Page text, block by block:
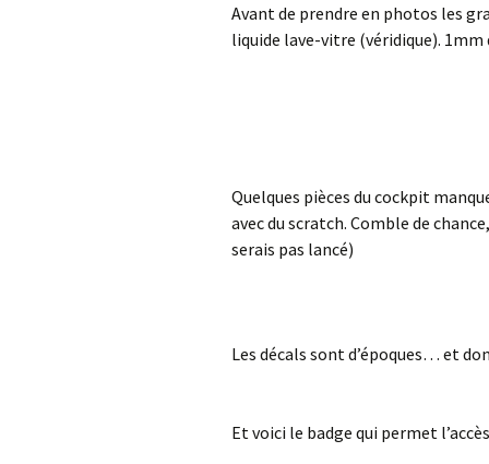
Avant de prendre en photos les
liquide lave-vitre (véridique). 1mm
Quelques pièces du cockpit
avec du scratch. Comble de
serais pas lancé)
Les décals sont d’époques… et
Et voici le badge qui permet